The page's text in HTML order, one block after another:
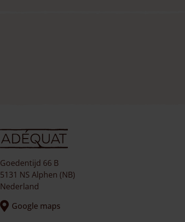
Goedentijd 66 B
5131 NS Alphen (NB)
Nederland
Google maps